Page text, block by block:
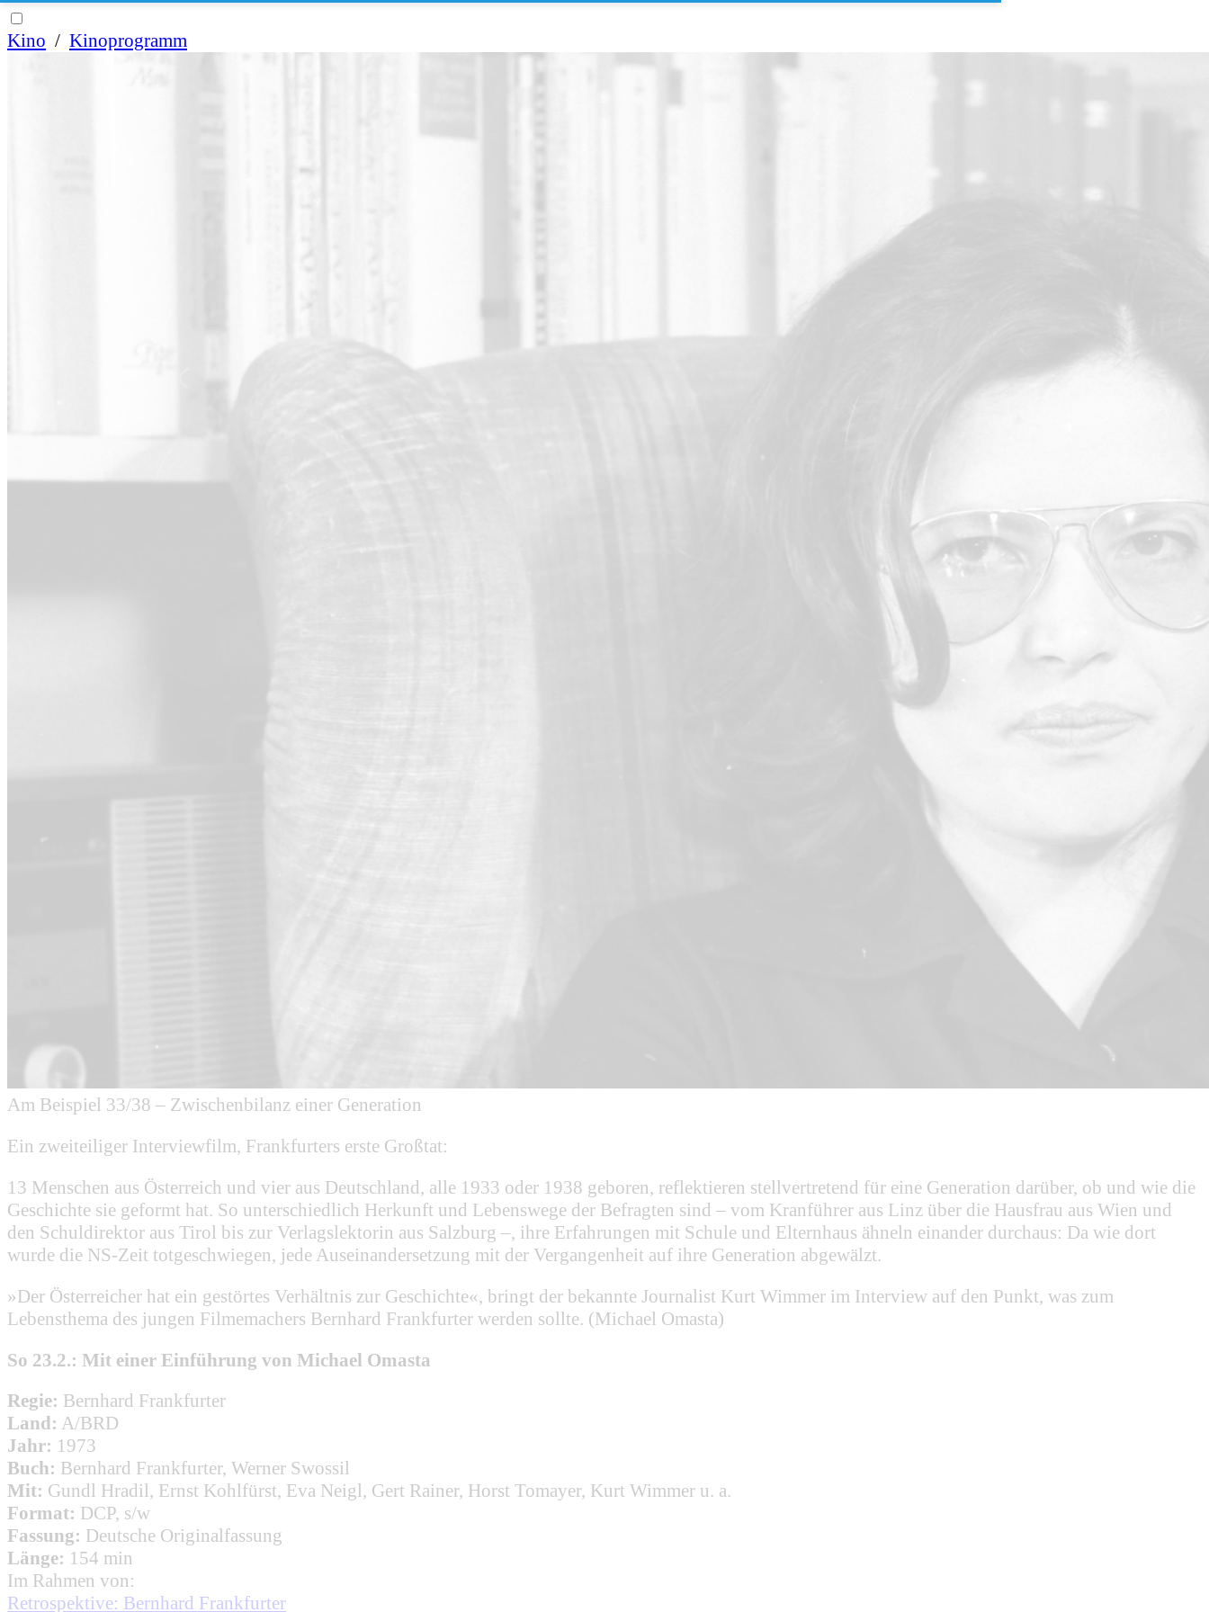
Kino / Kinoprogramm
Am Beispiel 33/38 – Zwischenbilanz einer Generation
Ein zweiteiliger Interviewfilm, Frankfurters erste Großtat:
13 Menschen aus Österreich und vier aus Deutschland, alle 1933 oder 1938 geboren, reflektieren stellvertretend für eine Generation darüber, ob und wie die
Geschichte sie geformt hat. So unterschiedlich Herkunft und Lebenswege der Befragten sind – vom Kranführer aus Linz über die Hausfrau aus Wien und
den Schuldirektor aus Tirol bis zur Verlagslektorin aus Salzburg –, ihre Erfahrungen mit Schule und Elternhaus ähneln einander durchaus: Da wie dort
wurde die NS-Zeit totgeschwiegen, jede Auseinandersetzung mit der Vergangenheit auf ihre Generation abgewälzt.
»Der Österreicher hat ein gestörtes Verhältnis zur Geschichte«, bringt der bekannte Journalist Kurt Wimmer im Interview auf den Punkt, was zum
Lebensthema des jungen Filmemachers Bernhard Frankfurter werden sollte. (Michael Omasta)
So 23.2.: Mit einer Einführung von Michael Omasta
Regie: Bernhard Frankfurter
Land: A/BRD
Jahr: 1973
Buch: Bernhard Frankfurter, Werner Swossil
Mit: Gundl Hradil, Ernst Kohlfürst, Eva Neigl, Gert Rainer, Horst Tomayer, Kurt Wimmer u. a.
Format: DCP, s/w
Fassung: Deutsche Originalfassung
Länge: 154 min
Im Rahmen von:
Retrospektive: Bernhard Frankfurter